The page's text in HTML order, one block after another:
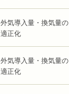
外気導入量・換気量の
適正化
外気導入量・換気量の
適正化